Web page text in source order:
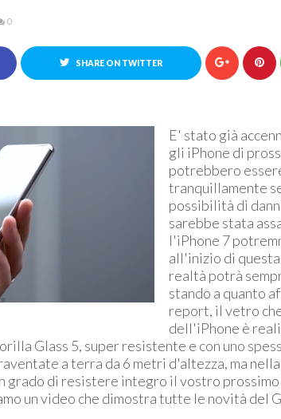
0
SHARE ON TWITTER
E' stato già
gli iPhone di
potrebbero
tranquillamente
possibilità di
sarebbe stata
l'iPhone 7
all'inizio di
realtà potrà
stando a quanto
report, il vetro
dell'iPhone è
Glass 5, super resistente e con uno
a terra da 6 metri d'altezza, ma
grado di resistere integro il vostro
un video che dimostra tutte le novità del